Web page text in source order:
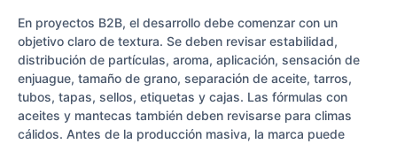
En proyectos B2B, el desarrollo debe comenzar con un
objetivo claro de textura. Se deben revisar estabilidad,
distribución de partículas, aroma, aplicación, sensación de
enjuague, tamaño de grano, separación de aceite, tarros,
tubos, tapas, sellos, etiquetas y cajas. Las fórmulas con
aceites y mantecas también deben revisarse para climas
cálidos. Antes de la producción masiva, la marca puede